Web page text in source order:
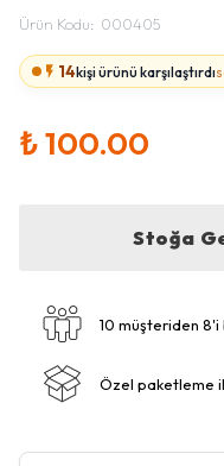
Ürün Kodu: 000405
14kişi ürünü karşılaştırdı
₺ 100.00
Stoğa
10 müşteriden
Özel paketleme